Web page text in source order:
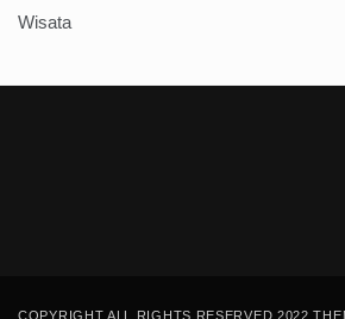
Wisata
COPYRIGHT ALL RIGHTS RESERVED 2022